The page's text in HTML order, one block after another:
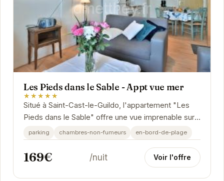
Les Pieds dans le Sable - Appt vue mer
★★★★★
Situé à Saint-Cast-le-Guildo, l'appartement "Les
Pieds dans le Sable" offre une vue imprenable sur
la mer. Cet hébergement confortable et bien...
parking chambres-non-fumeurs en-bord-de-plage
169€ /nuit Voir l'offre